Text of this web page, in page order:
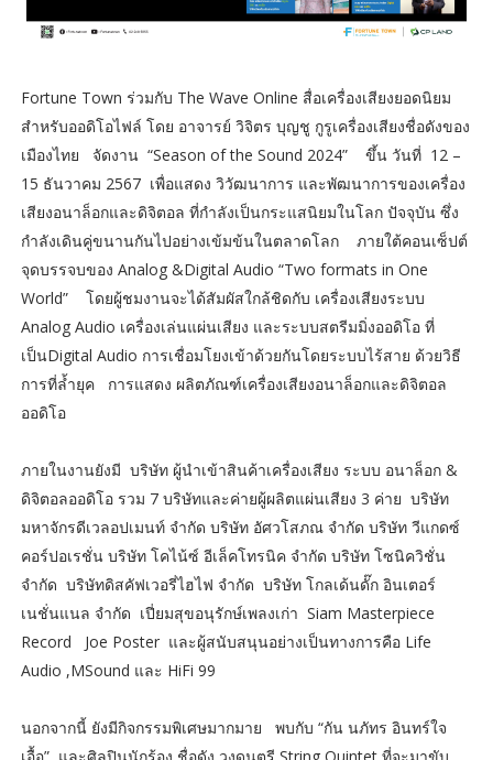
Fortune Town ร่วมกับ The Wave Online สื่อเครื่องเสียงยอดนิยม
สำหรับออดิโอไฟล์ โดย อาจารย์ วิจิตร บุญชู กูรูเครื่องเสียงชื่อดังของ
เมืองไทย จัดงาน “Season of the Sound 2024” ขึ้น วันที่ 12 –
15 ธันวาคม 2567 เพื่อแสดง วิวัฒนาการ และพัฒนาการของเครื่อง
เสียงอนาล็อกและดิจิตอล ที่กำลังเป็นกระแสนิยมในโลก ปัจจุบัน ซึ่ง
กำลังเดินคู่ขนานกันไปอย่างเข้มข้นในตลาดโลก ภายใต้คอนเซ็ปต์
จุดบรรจบของ Analog &Digital Audio “Two formats in One
World” โดยผู้ชมงานจะได้สัมผัสใกล้ชิดกับ เครื่องเสียงระบบ
Analog Audio เครื่องเล่นแผ่นเสียง และระบบสตรีมมิ่งออดิโอ ที่
เป็นDigital Audio การเชื่อมโยงเข้าด้วยกันโดยระบบไร้สาย ด้วยวิธี
การที่ล้ำยุค การแสดง ผลิตภัณฑ์เครื่องเสียงอนาล็อกและดิจิตอล
ออดิโอ
ภายในงานยังมี บริษัท ผู้นำเข้าสินค้าเครื่องเสียง ระบบ อนาล็อก &
ดิจิตอลออดิโอ รวม 7 บริษัทและค่ายผู้ผลิตแผ่นเสียง 3 ค่าย บริษัท
มหาจักรดีเวลอปเมนท์ จำกัด บริษัท อัศวโสภณ จำกัด บริษัท วีแกดซ์
คอร์ปอเรชั่น บริษัท โคไน้ซ์ อีเล็คโทรนิค จำกัด บริษัท โซนิควิชั่น
จำกัด บริษัทดิสคัฟเวอรี่ไฮไฟ จำกัด บริษัท โกลเด้นดั๊ก อินเตอร์
เนชั่นแนล จำกัด เปี่ยมสุขอนุรักษ์เพลงเก่า Siam Masterpiece
Record Joe Poster และผู้สนับสนุนอย่างเป็นทางการคือ Life
Audio ,MSound และ HiFi 99
นอกจากนี้ ยังมีกิจกรรมพิเศษมากมาย พบกับ “กัน นภัทร อินทร์ใจ